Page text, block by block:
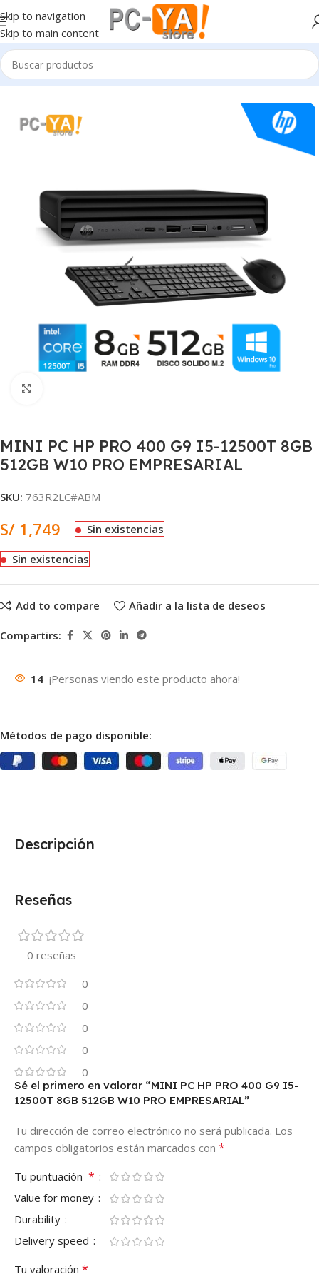
Skip to navigation
Skip to main content
Inicio Computadoras
MINI PC HP PRO 400 G9 I5-12500T 8GB
512GB W10 PRO EMPRESARIAL
SKU: 763R2LC#ABM
S/ 1,749 Sin existencias
Sin existencias
Add to compare Añadir a la lista de deseos
Compartirs:
14 ¡Personas viendo este producto ahora!
Métodos de pago disponible:
Descripción
Reseñas
0 reseñas
0
0
0
0
0
Sé el primero en valorar “MINI PC HP PRO 400 G9 I5-
12500T 8GB 512GB W10 PRO EMPRESARIAL”
Tu dirección de correo electrónico no será publicada. Los
campos obligatorios están marcados con *
Tu puntuación *
Value for money
Durability
Delivery speed
Tu valoración *